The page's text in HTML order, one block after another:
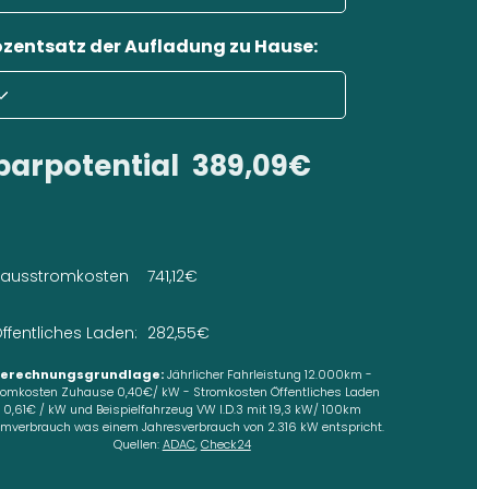
der Aufladung zu Hause:
389,09€
Laden:
741,12€
282,55€
Jährlicher Fahrleistung 12.000km -
Zuhause 0,40€/ kW - Stromkosten Öffentliches Laden
0,61€ / kW und Beispielfahrzeug VW I.D.3 mit 19,3 kW/ 100km
was einem Jahresverbrauch von 2.316 kW entspricht.
Quellen:ADAC,Check24